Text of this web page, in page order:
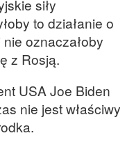
siły
to działanie o
oznaczałoby
z Rosją.
USA Joe Biden
nie jest właściwy